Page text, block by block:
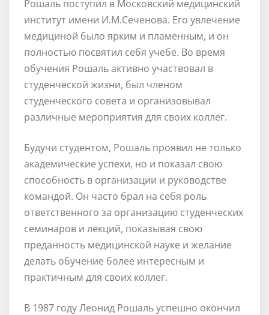
Рошаль поступил в Московский медицинский
институт имени И.М.Сеченова. Его увлечение
медициной было ярким и пламенным, и он
полностью посвятил себя учебе. Во время
обучения Рошаль активно участвовал в
студенческой жизни, был членом
студенческого совета и организовывал
различные мероприятия для своих коллег.
Будучи студентом, Рошаль проявил не только
академические успехи, но и показал свою
способность в организации и руководстве
командой. Он часто брал на себя роль
ответственного за организацию студенческих
семинаров и лекций, показывая свою
преданность медицинской науке и желание
делать обучение более интересным и
практичным для своих коллег.
В 1987 году Леонид Рошаль успешно окончил